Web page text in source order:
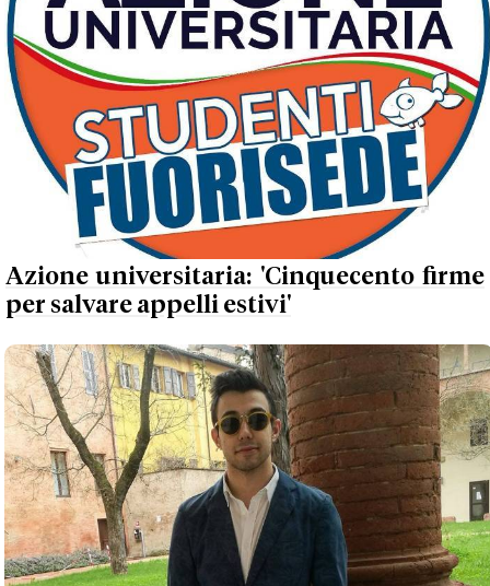
Azione universitaria: 'Cinquecento firme
per salvare appelli estivi'